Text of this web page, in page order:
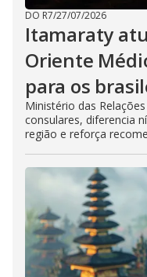
DO R7/27/07/2026
Itamaraty
Oriente
para os
Ministério das
consulares, diferencia
região e reforça